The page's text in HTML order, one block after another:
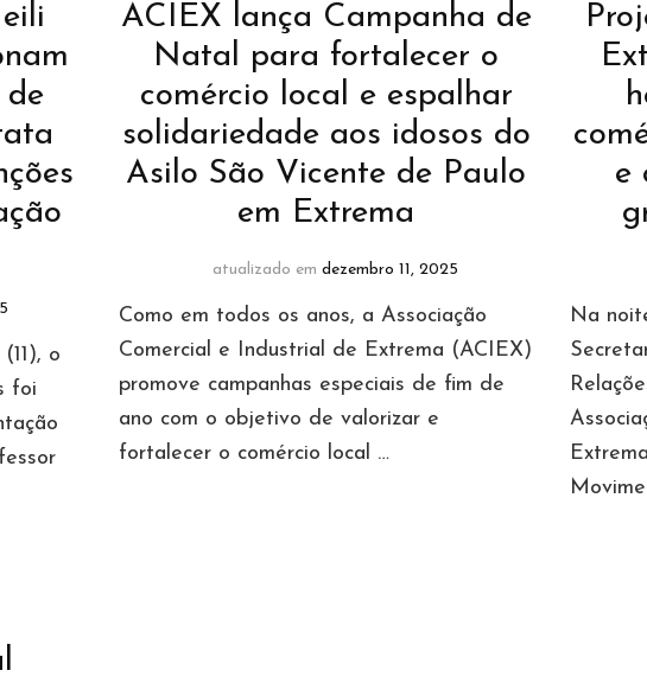
de
o
foi
ACIEX lança Campanha de
Natal para fortalecer o
comércio local e espalhar
solidariedade aos idosos do
Asilo São Vicente de Paulo
em Extrema
atualizado em dezembro 11, 2025
Como em todos os anos, a Associação
Comercial e Industrial de Extrema (ACIEX)
promove campanhas especiais de fim de
ano com o objetivo de valorizar e
fortalecer o comércio local …
e
Na